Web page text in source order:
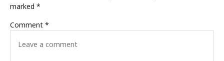
marked *
Comment *